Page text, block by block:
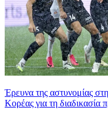
Έρευνα της αστυνομίας
Κορέας για τη